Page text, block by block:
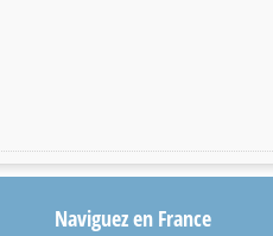
Naviguez en France